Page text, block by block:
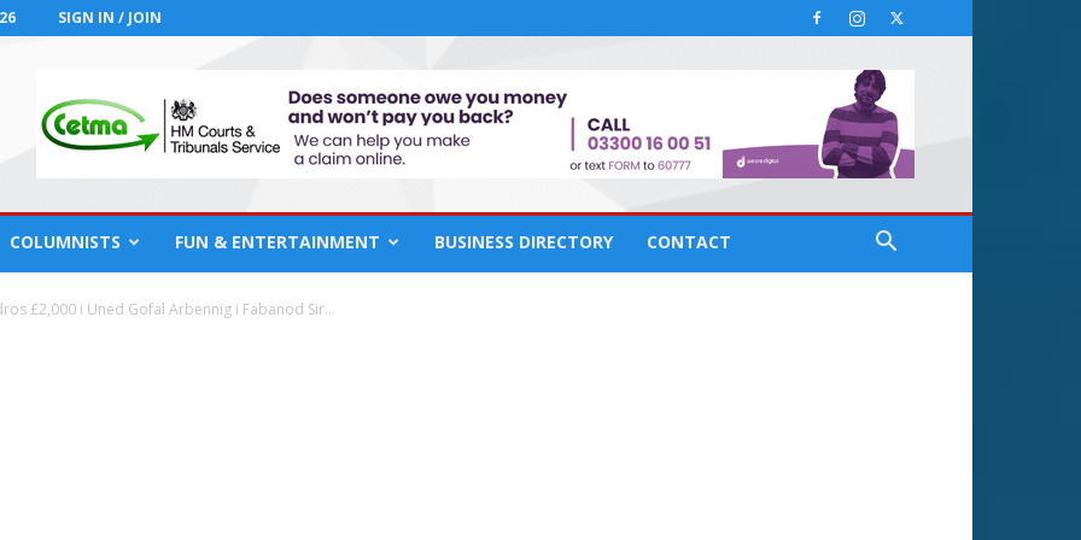
SIGN IN / JOIN
COLUMNISTS FUN & ENTERTAINMENT BUSINESS DIRECTORY CONTACT
£2,000 i Uned Gofal Arbennig i Fabanod Sir...